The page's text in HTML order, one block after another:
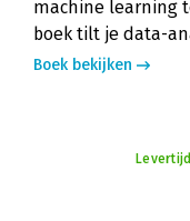
machine learning
boek tilt je data-
Boek bekijken